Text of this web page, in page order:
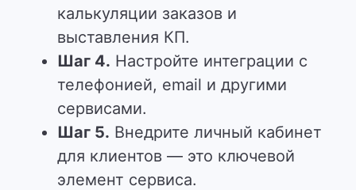
калькуляции заказов и
выставления КП.
Шаг 4. Настройте интеграции с
телефонией, email и другими
сервисами.
Шаг 5. Внедрите личный кабинет
для клиентов — это ключевой
элемент сервиса.